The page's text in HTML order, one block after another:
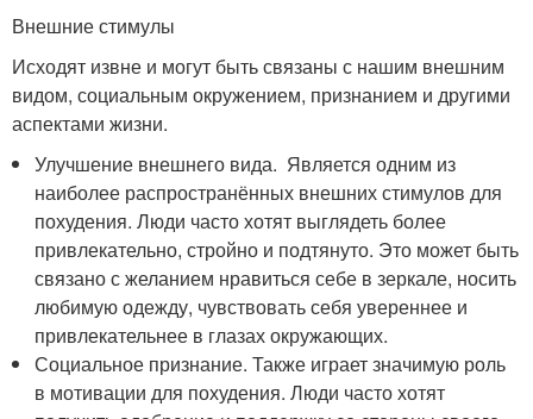
Внешние стимулы
Исходят извне и могут быть связаны с нашим внешним
видом, социальным окружением, признанием и другими
аспектами жизни.
Улучшение внешнего вида. Является одним из
наиболее распространённых внешних стимулов для
похудения. Люди часто хотят выглядеть более
привлекательно, стройно и подтянуто. Это может быть
связано с желанием нравиться себе в зеркале, носить
любимую одежду, чувствовать себя увереннее и
привлекательнее в глазах окружающих.
Социальное признание. Также играет значимую роль
в мотивации для похудения. Люди часто хотят